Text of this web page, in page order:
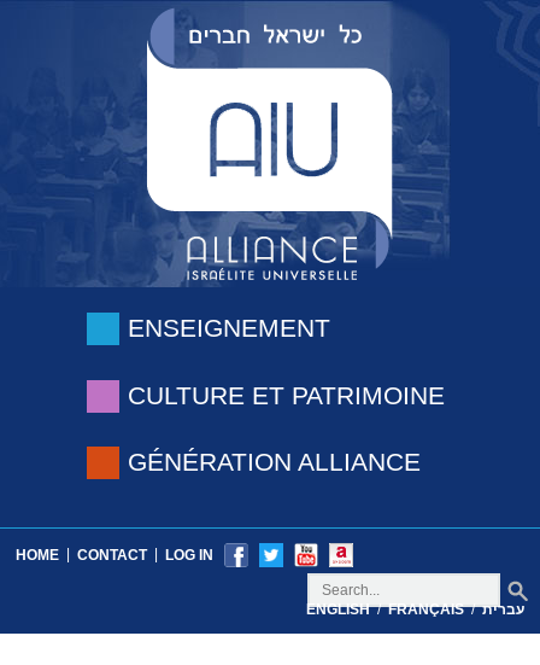
ENSEIGNEMENT
CULTURE ET PATRIMOINE
GÉNÉRATION ALLIANCE
HOME | CONTACT | LOG IN
ENGLISH / FRANÇAIS / עברית